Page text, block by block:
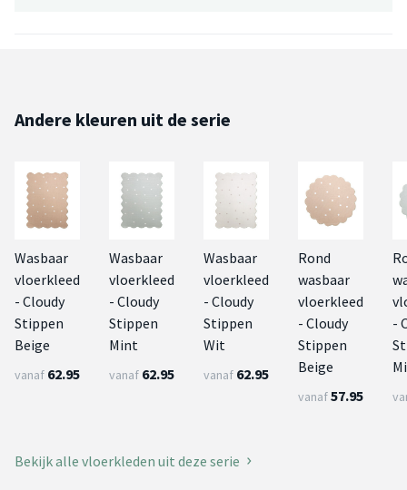
Andere kleuren uit de serie
Wasbaar
vloerkleed
- Cloudy
Stippen
Beige
vanaf 62.95
Wasbaar
vloerkleed
- Cloudy
Stippen
Mint
vanaf 62.95
Wasbaar
vloerkleed
- Cloudy
Stippen
Wit
vanaf 62.95
Rond
wasbaar
vloerkleed
- Cloudy
Stippen
Beige
vanaf57.95
-
Bekijk alle vloerkleden uit deze serie